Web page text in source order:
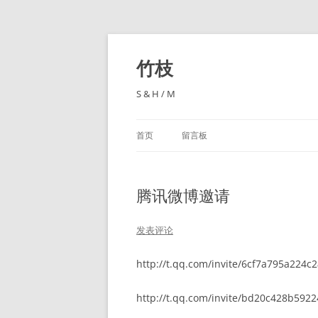
跳
正
文
竹枝
S & H / M
首页 留言板
腾讯微博邀请
发表评论
http://t.qq.com/invite/
http://t.qq.com/invite/